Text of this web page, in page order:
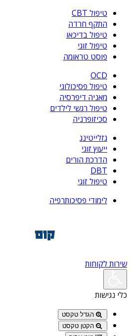
טיפול CBT
התקף חרדה
טיפול בדיכאו
טיפול זוגי
פוסט טראומה
OCD
טיפול פסיכולוגי
מאניה דיפרסיה
טיפול רגשי לילדים
סכיזופרניה
גזלייטינג
ייעוץ זוגי
הדרכת הורים
DBT
טיפול זוגי
לימודי פסיכותרפיה
שירות לקוחות
כלי נגישות
הגדל טקסט
הקטן טקסט